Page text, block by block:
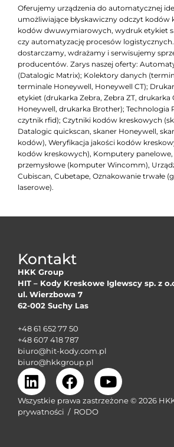
Oferujemy urządzenia do automatycznej
umożliwiające błyskawiczny odczyt kodów
kodów dwuwymiarowych, wydruk etykiet
czy automatyzację procesów
dostarczamy, wdrażamy i serwisujemy
producentów. Zarys naszej oferty:
(Datalogic Matrix); Kolektory danych
terminale Honeywell, Honeywell CT);
etykiet (drukarka Zebra, Zebra ZT, drukarka
Honeywell, drukarka Brother); Technologia
czytnik rfid); Czytniki kodów kreskowych
Datalogic quickscan, skaner Honeywell,
kodów), Weryfikacja jakości kodów
kodów kreskowych), Komputery
przemysłowe (komputer Wincomm),
Cubiscan, Cubetape, Oznakowanie trwałe
laserowe).
Kontakt
HKK Group
HIT – Kody Kreskowe Iglewscy sp. z
ul. Wierzbowa 7
62-002 Suchy Las
+48 61 652 77 50
+48 607 418 787
biuro@hit-kody.com.pl
biuro@hkkgroup.pl
Wszystkie prawa zastrzeżone © 2026
prywatności / RODO